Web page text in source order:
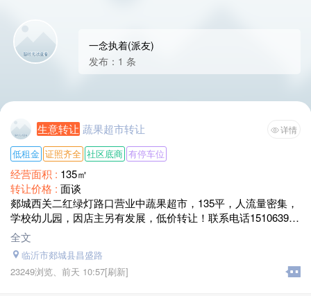
一念执着(派友)
发布：1 条
生意转让 蔬果超市转让 详情
低租金 证照齐全 社区底商 有停车位
经营面积 : 135㎡
转让价格 : 面谈
郯城西关二红绿灯路口营业中蔬果超市，135平，人流量密集，
学校幼儿园，因店主另有发展，低价转让！联系电话151063903
11代
全文
临沂市郯城县昌盛路
23249浏览、 前天 10:57[刷新]